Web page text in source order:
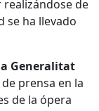
de
se ha llevado
Generalitat
prensa en la
de la ópera